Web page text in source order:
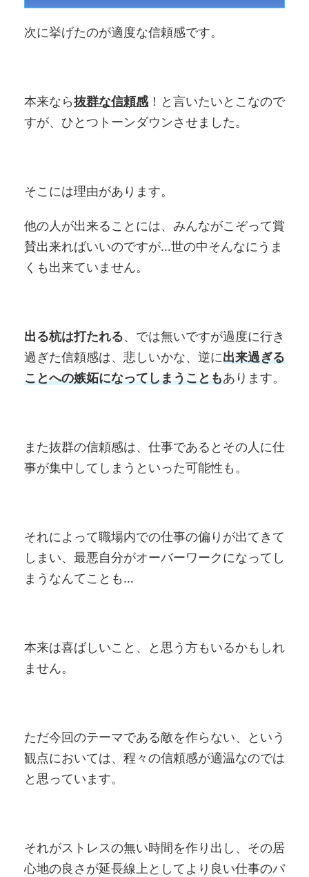
次に挙げたのが適度な信頼感です。
本来なら抜群な信頼感 ！と言いたいとこなので
すが、ひとつトーンダウンさせました。
そこには理由があります。
他の人が出来ることには、みんながこぞって賞
賛出来ればいいのですが…世の中そんなにうま
くも出来ていません。
出る杭は打たれる、では無いですが過度に行き
過ぎた信頼感は、悲しいかな、逆に出来過ぎる
ことへの嫉妬になってしまうこともあります。
また抜群の信頼感は、仕事であるとその人に仕
事が集中してしまうといった可能性も。
それによって職場内での仕事の偏りが出てきて
しまい、最悪自分がオーバーワークになってし
まうなんてことも…
本来は喜ばしいこと、と思う方もいるかもしれ
ません。
ただ今回のテーマである敵を作らない、という
観点においては、程々の信頼感が適温なのでは
と思っています。
それがストレスの無い時間を作り出し、その居
心地の良さが延長線上としてより良い仕事のパ